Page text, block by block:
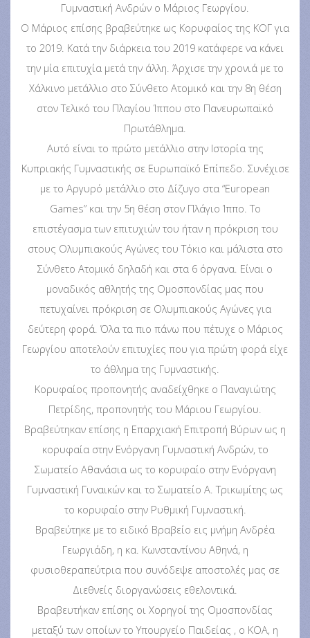
Γυμναστική Ανδρών ο Μάριος Γεωργίου.
O Μάριος επίσης βραβεύτηκε ως Κορυφαίος της ΚΟΓ για
το 2019. Κατά την διάρκεια του 2019 κατάφερε να κάνει
την μία επιτυχία μετά την άλλη. Άρχισε την χρονιά με το
Χάλκινο μετάλλιο στο Σύνθετο Ατομικό και την 8η θέση
στον Τελικό του Πλαγίου Ίππου στο Πανευρωπαϊκό
Πρωτάθλημα.
Αυτό είναι το πρώτο μετάλλιο στην Ιστορία της
Κυπριακής Γυμναστικής σε Ευρωπαϊκό Επίπεδο. Συνέχισε
με το Αργυρό μετάλλιο στο Δίζυγο στα “European
Games” και την 5η θέση στον Πλάγιο Ίππο. Το
επιστέγασμα των επιτυχιών του ήταν η πρόκριση του
στους Ολυμπιακούς Αγώνες του Τόκιο και μάλιστα στο
Σύνθετο Ατομικό δηλαδή και στα 6 όργανα. Είναι ο
μοναδικός αθλητής της Ομοσπονδίας μας που
πετυχαίνει πρόκριση σε Ολυμπιακούς Αγώνες για
δεύτερη φορά. Όλα τα πιο πάνω που πέτυχε ο Μάριος
Γεωργίου αποτελούν επιτυχίες που για πρώτη φορά είχε
το άθλημα της Γυμναστικής.
Κορυφαίος προπονητής αναδείχθηκε ο Παναγιώτης
Πετρίδης, προπονητής του Μάριου Γεωργίου.
Βραβεύτηκαν επίσης η Επαρχιακή Επιτροπή Βύρων ως η
κορυφαία στην Ενόργανη Γυμναστική Ανδρών, το
Σωματείο Αθανάσια ως το κορυφαίο στην Ενόργανη
Γυμναστική Γυναικών και το Σωματείο Α. Τρικωμίτης ως
το κορυφαίο στην Ρυθμική Γυμναστική.
Βραβεύτηκε με το ειδικό Βραβείο εις μνήμη Ανδρέα
Γεωργιάδη, η κα. Κωνσταντίνου Αθηνά, η
φυσιοθεραπεύτρια που συνόδεψε αποστολές μας σε
Διεθνείς διοργανώσεις εθελοντικά.
Βραβευτήκαν επίσης οι Χορηγοί της Ομοσπονδίας
μεταξύ των οποίων το Υπουργείο Παιδείας , ο ΚΟΑ, η